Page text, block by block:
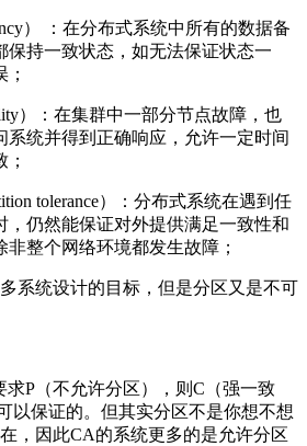
） ：在分布式系统中所有的数据备
保持一致状态，如无法保证状态一
）：在集群中一部分节点故障，也
系统并得到正确响应，允许一定时间
tolerance）：分布式系统在遇到任
，仍然能保证对外提供满足一致性和
整个网络环境都发生故障；
系统设计的目标，但是分区又是不可
求P（不允许分区），则C（强一致
以保证的。但其实分区不是你想不想
，因此CA的系统更多的是允许分区